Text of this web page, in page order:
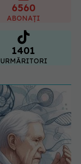
6560
ABONAȚI
1401
URMĂRITORI